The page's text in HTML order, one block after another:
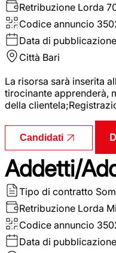
Retribuzione Lorda
Codice annuncio
Data di pubblicazione
Città Bari
La risorsa sarà inserita
tirocinante apprenderà,
della
Candidati
Addetti/
Tipo di contratto
Retribuzione Lorda
Codice annuncio
Data di pubblicazione